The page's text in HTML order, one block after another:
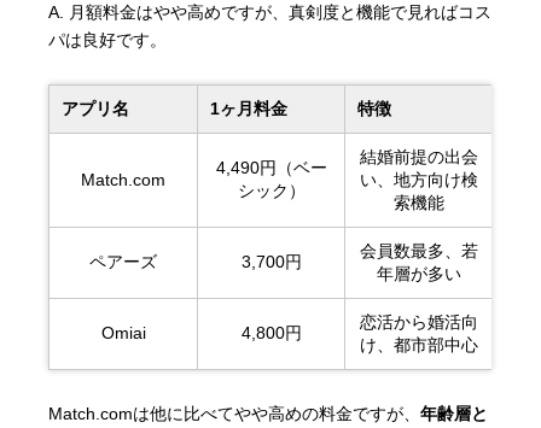
A. 月額料金はやや高めですが、真剣度と機能で見ればコス
パは良好です。
アプリ名 1ヶ月料金 特徴
Match.com
4,490円（ベー
シック）
結婚前提の出会
い、地方向け検
索機能
ペアーズ 3,700円
会員数最多、若
年層が多い
Omiai 4,800円
恋活から婚活向
け、都市部中心
Match.comは他に比べてやや高めの料金ですが、年齢層と